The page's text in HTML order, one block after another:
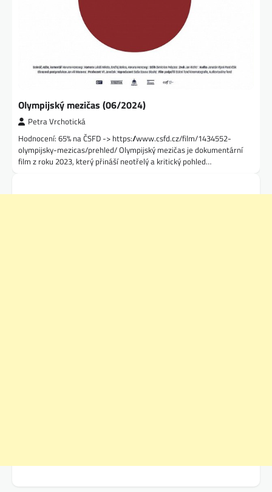
Olympijský mezičas (06/2024)
Petra Vrchotická
Hodnocení: 65% na ČSFD -> https://www.csfd.cz/film/1434552-
olympijsky-mezicas/prehled/ Olympijský mezičas je dokumentární
film z roku 2023, který přináší neotřelý a kritický pohled…